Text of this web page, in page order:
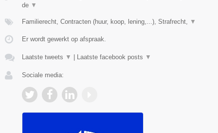
de ▼
Familierecht, Contracten (huur, koop, lening,...), Strafrecht, ▼
Er wordt gewerkt op afspraak.
Laatste tweets ▼ Laatste facebook posts ▼
Sociale media: